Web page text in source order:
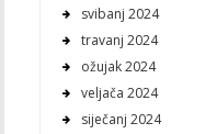
svibanj 2024
travanj 2024
ožujak 2024
veljača 2024
siječanj 2024